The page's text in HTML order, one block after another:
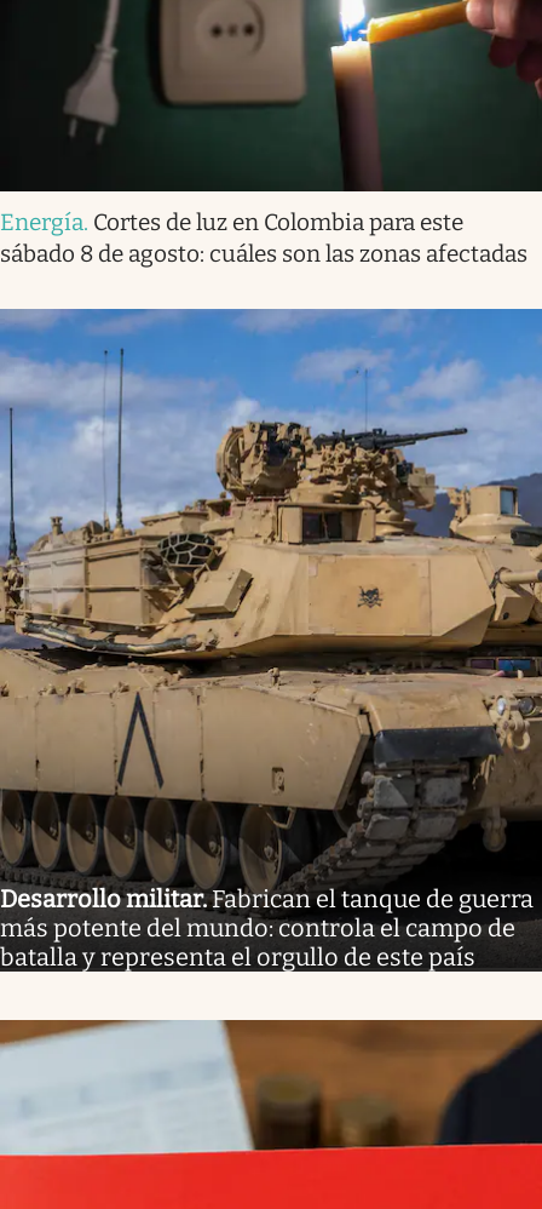
Energía. Cortes de luz en Colombia para este
sábado 8 de agosto: cuáles son las zonas afectadas
Desarrollo militar.Fabrican el tanque de guerra
más potente del mundo: controla el campo de
batalla y representa el orgullo de este país